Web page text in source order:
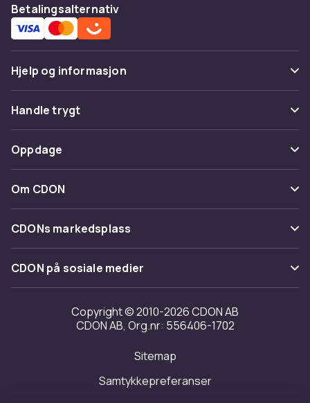
Betalingsalternativ
Hjelp og informasjon
Vanlige spørsmål
Spor pakke
Angre & returner her
Kontakt oss
Handle trygt
Betaling
Levering
Tilbakekallinger
Oppdage
Kategorier
Varemerker
Om CDON
Om oss
Kundeanmeldelser
Jobbe på CDON
Investor relations
Tilgjengelighet
CDONs markedsplass
Merchant Help Center
CDON på sosiale medier
Copyright © 2010-2026 CDON AB
CDON AB, Org.nr: 556406-1702
Sitemap
Samtykkepreferanser